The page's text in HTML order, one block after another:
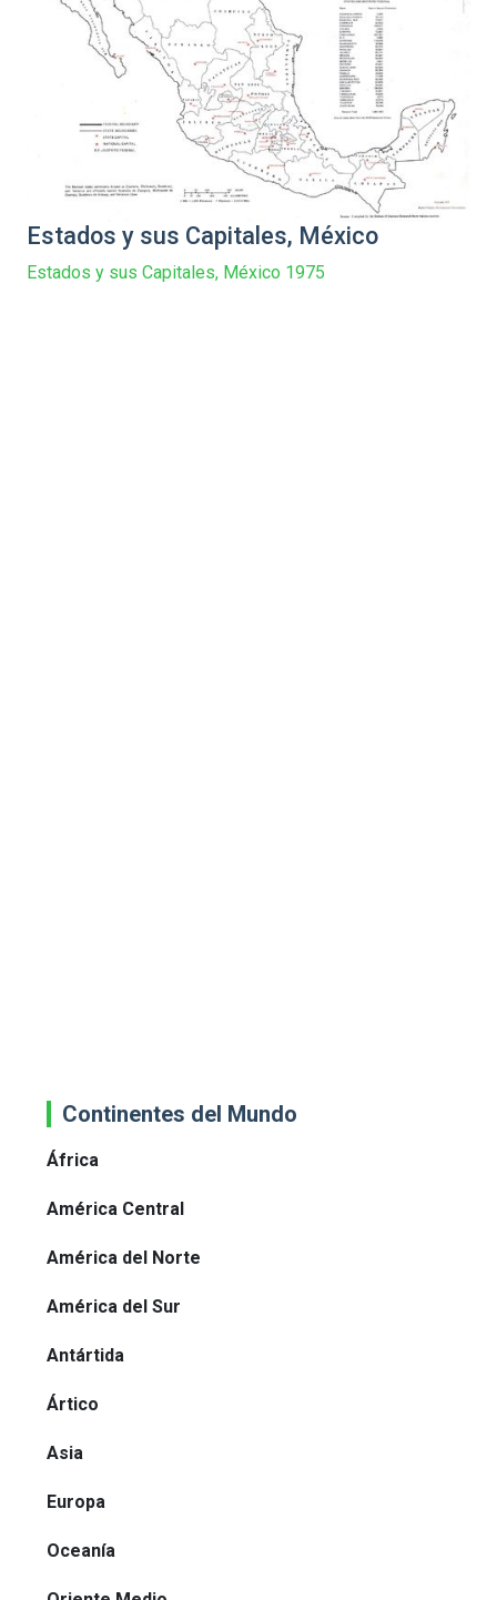
Estados y sus Capitales, México
Estados y sus Capitales, México 1975
Continentes del Mundo
África
América Central
América del Norte
América del Sur
Antártida
Ártico
Asia
Europa
Oceanía